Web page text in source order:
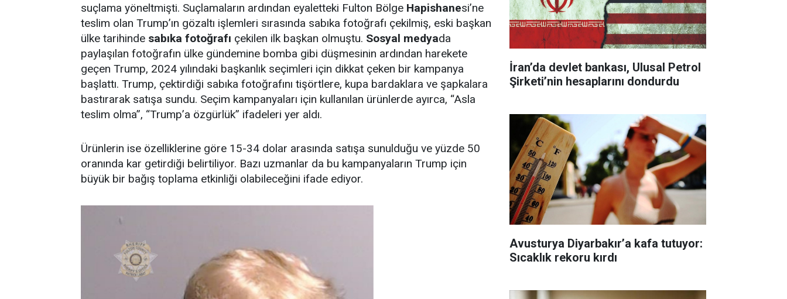
suçlama yöneltmişti. Suçlamaların ardından eyaletteki Fulton Bölge Hapishanesi’ne
teslim olan Trump’ın gözaltı işlemleri sırasında sabıka fotoğrafı çekilmiş, eski başkan
ülke tarihinde sabıka fotoğrafı çekilen ilk başkan olmuştu. Sosyal medyada
paylaşılan fotoğrafın ülke gündemine bomba gibi düşmesinin ardından harekete
geçen Trump, 2024 yılındaki başkanlık seçimleri için dikkat çeken bir kampanya
başlattı. Trump, çektirdiği sabıka fotoğrafını tişörtlere, kupa bardaklara ve şapkalara
bastırarak satışa sundu. Seçim kampanyaları için kullanılan ürünlerde ayırca, “Asla
teslim olma”, “Trump’a özgürlük” ifadeleri yer aldı.
Ürünlerin ise özelliklerine göre 15-34 dolar arasında satışa sunulduğu ve yüzde 50
oranında kar getirdiği belirtiliyor. Bazı uzmanlar da bu kampanyaların Trump için
büyük bir bağış toplama etkinliği olabileceğini ifade ediyor.
İran’da devlet bankası, Ulusal Petrol
Şirketi’nin hesaplarını dondurdu
Avusturya Diyarbakır’a kafa tutuyor:
Sıcaklık rekoru kırdı